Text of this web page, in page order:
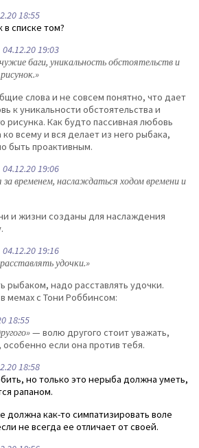
18:55
в списке том?
04.12.20 19:03
баги, уникальность обстоятельств и
слова и не совсем понятно, что дает
к уникальности обстоятельства и
рисунка. Как будто пассивная любовь
всему и вся делает из него рыбака,
быть проактивным.
04.12.20 19:06
за временем, наслаждаться ходом времени и
и жизни созданы для наслаждения
04.12.20 19:16
удочки.»
рыбаком, надо расставлять удочки.
в мемах с Тони Роббинсом:
18:55
— волю другого стоит уважать,
если она против тебя.
18:58
но только это нерыба должна уметь,
рапаном.
должна как-то симпатизировать воле
не всегда ее отличает от своей.